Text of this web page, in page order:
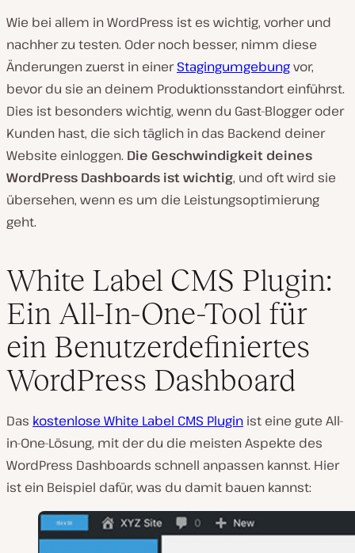
Wie bei allem in WordPress ist es wichtig, vorher und
nachher zu testen. Oder noch besser, nimm diese
Änderungen zuerst in einerStagingumgebungvor,
bevor du sie an deinem Produktionsstandort einführst.
Dies ist besonders wichtig, wenn du Gast-Blogger oder
Kunden hast, die sich täglich in das Backend deiner
Website einloggen. Die Geschwindigkeit deines
WordPress Dashboards ist wichtig, und oft wird sie
übersehen, wenn es um die Leistungsoptimierung
geht.
White Label CMS Plugin:
Ein All-In-One-Tool für
ein Benutzerdefiniertes
WordPress Dashboard
Das kostenlose White Label CMS Plugin ist eine gute All-
in-One-Lösung, mit der du die meisten Aspekte des
WordPress Dashboards schnell anpassen kannst. Hier
ist ein Beispiel dafür, was du damit bauen kannst: